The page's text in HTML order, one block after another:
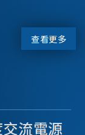
查看更多
流電源